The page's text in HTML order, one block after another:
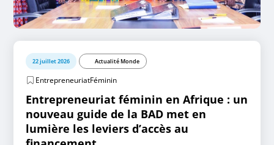
22 juillet 2026 Actualité Monde
EntrepreneuriatFéminin
Entrepreneuriat féminin en Afrique : un
nouveau guide de la BAD met en
lumière les leviers d’accès au